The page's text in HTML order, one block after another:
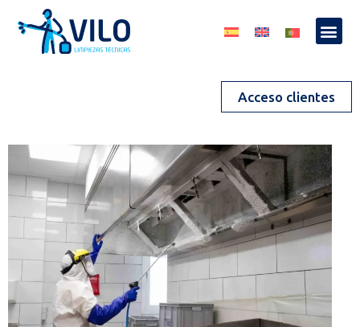
Acceso clientes